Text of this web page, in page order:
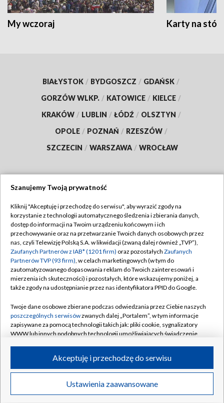
My wczoraj Karty na
BIAŁYSTOK / BYDGOSZCZ / GDAŃSK /
GORZÓW WLKP. / KATOWICE / KIELCE /
KRAKÓW / LUBLIN / ŁÓDŹ / OLSZTYN /
OPOLE / POZNAŃ / RZESZÓW /
SZCZECIN / WARSZAWA / WROCŁAW
TVP
Abonament TVP
Emisja w TVP
Centrum informacji TVP
Naziemna Telewizja Cyfrowa
Rada Programowa
System NOS
Informacje o nadawcy
Program dla prasy
Ogłoszenie przetargowe
Regulamin TVP
Polityka prywatności
Moje zgody
Pomoc
Kontakt
Kanały
©2026 Telewizja Polska S.A. w likwidacji
Szanujemy Twoją prywatność
Kliknij "Akceptuję i przechodzę do serwisu", aby wyrazić zgody na
korzystanie z technologii automatycznego śledzenia i zbierania danych,
dostęp do informacji na Twoim urządzeniu końcowym i ich
przechowywanie oraz na przetwarzanie Twoich danych osobowych przez
nas, czyli Telewizję Polską S.A. w likwidacji (zwaną dalej również „TVP”),
Zaufanych Partnerów z IAB* (1201 firm) oraz pozostałych Zaufanych
Partnerów TVP (93 firm), w celach marketingowych (w tym do
zautomatyzowanego dopasowania reklam do Twoich zainteresowań i
mierzenia ich skuteczności) i pozostałych, które wskazujemy poniżej, a
także zgody na udostępnianie przez nas identyfikatora PPID do Google.
Twoje dane osobowe zbierane podczas odwiedzania przez Ciebie naszych
poszczególnych serwisówzwanych dalej „Portalem”, w tym informacje
zapisywane za pomocą technologii takich jak: pliki cookie, sygnalizatory
WWW lub innych podobnych technologii umożliwiających świadczenie
ruchu w Internecie.
Twoje dane osobowe zbierane podczas odwiedzania przez Ciebie
poszczególnych serwisówna Portalu, takie jak adresy IP, identyfikatory
Ustawienia zaawansowane
Akceptuję i przechodzę do serwisu